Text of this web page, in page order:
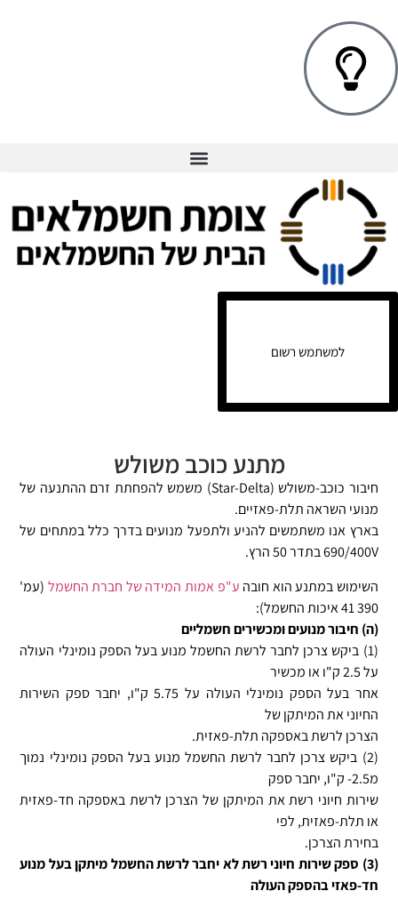
למשתמש רשום
מתנע כוכב משולש
חיבור כוכב-משולש (Star-Delta) משמש להפחתת זרם ההתנעה של
מנועי השראה תלת-פאזיים.
בארץ אנו משתמשים להניע ולתפעל מנועים בדרך כלל במתחים של
690/400V בתדר 50 הרץ.
השימוש במתנע הוא חובה ע"פ אמות המידה של חברת החשמל (עמ'
390 41 איכות החשמל):
(ה) חיבור מנועים ומכשירים חשמליים
(1) ביקש צרכן לחבר לרשת החשמל מנוע בעל הספק נומינלי העולה
על 2.5 ק"ו או מכשיר
אחר בעל הספק נומינלי העולה על 5.75 ק"ו, יחבר ספק השירות
החיוני את המיתקן של
הצרכן לרשת באספקה תלת-פאזית.
(2) ביקש צרכן לחבר לרשת החשמל מנוע בעל הספק נומינלי נמוך
מ2.5- ק"ו, יחבר ספק
שירות חיוני רשת את המיתקן של הצרכן לרשת באספקה חד-פאזית
או תלת-פאזית, לפי
בחירת הצרכן.
(3) ספק שירות חיוני רשת לא יחבר לרשת החשמל מיתקן בעל מנוע
חד-פאזי בהספק העולה